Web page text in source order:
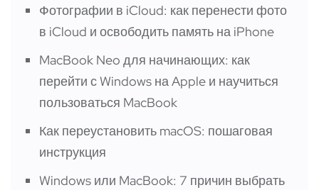
Фотографии в iCloud: как перенести фото
в iCloud и освободить память на iPhone
MacBook Neo для начинающих: как
перейти с Windows на Apple и научиться
пользоваться MacBook
Как переустановить macOS: пошаговая
инструкция
Windows или MacBook: 7 причин выбрать